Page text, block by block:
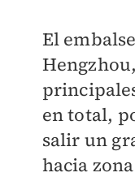
El
en total,
salir un
hacia